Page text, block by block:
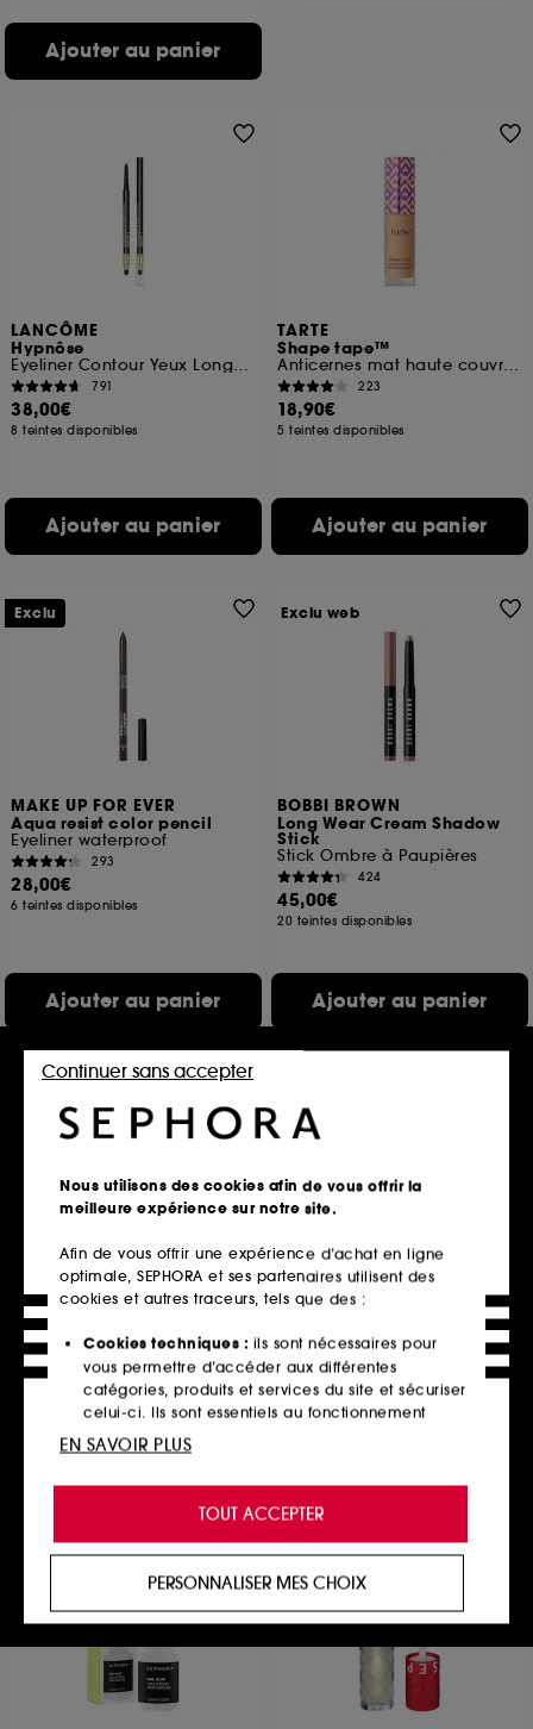
Ajouter au panier
LANCÔME
Hypnôse
Eyeliner Contour Yeux Longue Tenue
791
38,00€
8 teintes disponibles
Ajouter au panier
TARTE
Shape tape™
Anticernes mat haute couvrance (format voyage)
223
18,90€
5 teintes disponibles
Ajouter au panier
MAKE UP FOR EVER
Aqua resist color pencil
Eyeliner waterproof
293
28,00€
6 teintes disponibles
Ajouter au panier
Exclu
BOBBI BROWN
Long Wear Cream Shadow
Stick
Stick Ombre à Paupières
424
45,00€
20 teintes disponibles
Ajouter au panier
Exclu web
HOURGLASS
Shape and Sculpt Lip Liner
Crayon à lévres
99
35,00€
10 teintes disponibles
TARTE
tartelette™ tubing lash
primer
Primer tubing pour les cils
238
29,90€
Nous utilisons des cookies afin de vous offrir la
meilleure expérience sur notre site.
Afin de vous offrir une expérience d’achat en ligne
optimale, SEPHORA et ses partenaires utilisent des
cookies et autres traceurs, tels que des :
Cookies techniques : ils sont nécessaires pour
vous permettre d’accéder aux différentes
catégories, produits et services du site et sécuriser
celui-ci. Ils sont essentiels au fonctionnement
technique du site et ne peuvent être désactivés.
de vous offrir une expérience enrichie et
personnalisée en vous recommandant des
produits, des services et des contenus qui
proposer des offres promotionnelles adaptées à
votre profil.
Cookies réseaux sociaux et publicité :
ils sont
utilisés pour vous présenter du contenu susceptible
de vous plaire via des publicités, y compris sur des
TOUT ACCEPTER
Continuer sans accepter
PERSONNALISER MES CHOIX
EN SAVOIR PLUS